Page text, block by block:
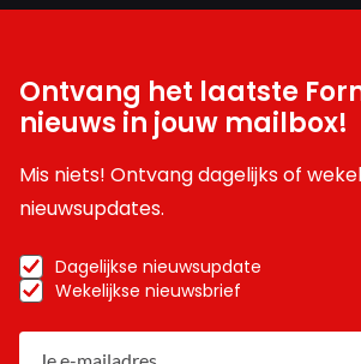
Ontvang het laatste
nieuws in jouw mailbox!
Mis niets! Ontvang dagelijks of
nieuwsupdates.
Dagelijkse nieuwsupdate
Wekelijkse nieuwsbrief